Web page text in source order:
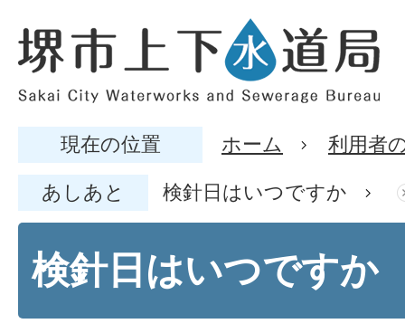
現在の位置 ホーム 利用者
あしあと 検針日はいつですか
検針日はいつですか